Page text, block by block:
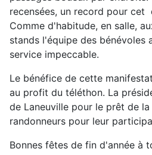
recensées, un record pour cet
Comme d'habitude, en salle,
stands l'équipe des bénévoles
service impeccable.
Le bénéfice de cette
au profit du téléthon. La
de Laneuville pour le prêt de
randonneurs pour leur
Bonnes fêtes de fin d'année à